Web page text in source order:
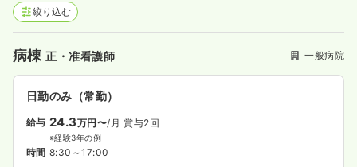
絞り込む
病棟正・准看護師 一般病院
日勤のみ（常勤）
給与 24.3万円〜/月 賞与2回
※経験3年の例
時間 8:30～17:00